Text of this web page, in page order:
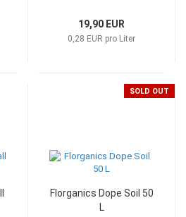
19,90 EUR
0,28 EUR pro Liter
SOLD OUT
Florganics Dope Soil 50
L